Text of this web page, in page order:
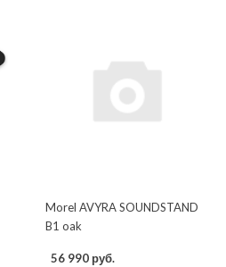
Morel AVYRA SOUNDSTAND
B1 oak
56 990 руб.